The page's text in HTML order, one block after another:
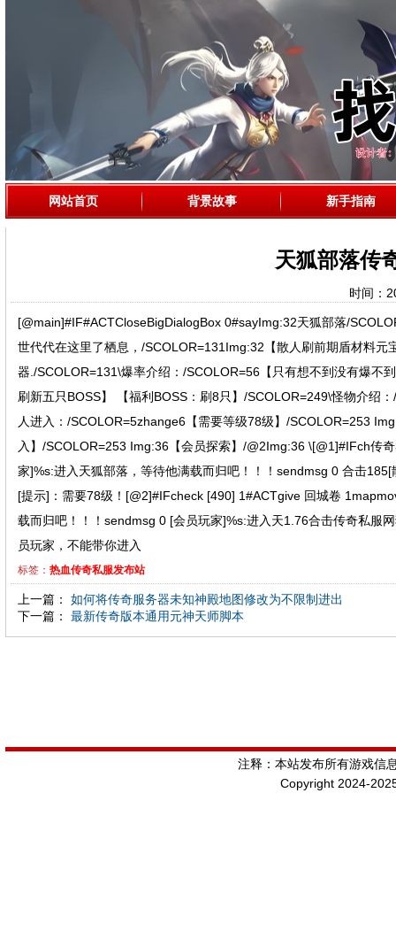
网站首页 背景故事 新手指南
天狐部落传
时间：
[@main]#IF#ACTCloseBigDialogBox 0#sayImg:32天狐部落/
世代代在这里了栖息，/SCOLOR=131Img:32【散人刷前期盾材料
器./SCOLOR=131\爆率介绍：/SCOLOR=56【只有想不到没有爆不
刷新五只BOSS】 【福利BOSS：刷8只】/SCOLOR=249\怪物介绍
人进入：/SCOLOR=5zhange6【需要等级78级】/SCOLOR=253
入】/SCOLOR=253 Img:36【会员探索】/@2Img:36 \[@1]#IFch传
家]%s:进入天狐部落，等待他满载而归吧！！！sendmsg 0 合击
[提示]：需要78级！[@2]#IFcheck [490] 1#ACTgive 回城卷
载而归吧！！！sendmsg 0 [会员玩家]%s:进入天1.76合击传奇私服
员玩家，不能带你进入
标签： 热血传奇私服发布站
上一篇： 如何将传奇服务器未知神殿地图修改为不限制进出
下一篇： 最新传奇版本通用元神天师脚本
注释：本站发布所有游戏信
Copyright 2024-